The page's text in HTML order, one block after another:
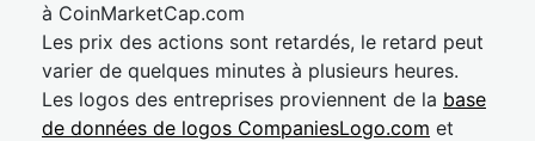
à CoinMarketCap.com
Les prix des actions sont retardés, le retard peut
varier de quelques minutes à plusieurs heures.
Les logos des entreprises proviennent de la base
de données de logos CompaniesLogo.com et